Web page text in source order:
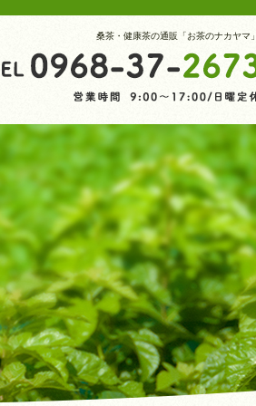
桑茶・健康茶の通販「お茶のナカヤマ」